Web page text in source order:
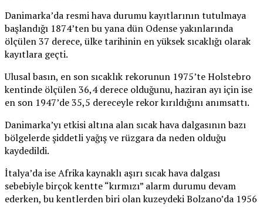
Danimarka’da resmi hava durumu kayıtlarının tutulmaya
başlandığı 1874’ten bu yana dün Odense yakınlarında
ölçülen 37 derece, ülke tarihinin en yüksek sıcaklığı olarak
kayıtlara geçti.
Ulusal basın, en son sıcaklık rekorunun 1975’te Holstebro
kentinde ölçülen 36,4 derece olduğunu, haziran ayı için ise
en son 1947’de 35,5 dereceyle rekor kırıldığını anımsattı.
Danimarka’yı etkisi altına alan sıcak hava dalgasının bazı
bölgelerde şiddetli yağış ve rüzgara da neden olduğu
kaydedildi.
İtalya’da ise Afrika kaynaklı aşırı sıcak hava dalgası
sebebiyle birçok kentte “kırmızı” alarm durumu devam
ederken, bu kentlerden biri olan kuzeydeki Bolzano’da 1956